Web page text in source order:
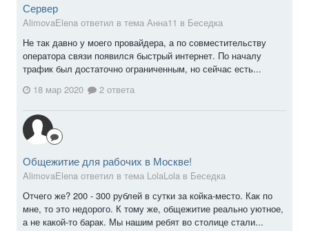
Сервер
AlimovaElena ответил в тема Анна11 в Беседка
Не так давно у моего провайдера, а по совместительству
оператора связи появился быстрый интернет. По началу
трафик был достаточно ограниченным, но сейчас есть...
18 мар 2020
2 ответа
Общежитие для рабочих в Москве!
AlimovaElena ответил в тема LolaLola в Беседка
Отчего же? 200 - 300 рублей в сутки за койка-место. Как по
мне, то это недорого. К тому же, общежитие реально уютное,
а не какой-то барак. Мы нашим ребят во столице стали...